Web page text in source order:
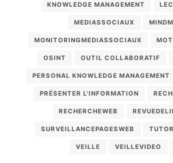
KNOWLEDGE MANAGEMENT
MEDIASSOCIAUX
MONITORINGMEDIASSOCIAUX
OSINT OUTIL COLLABORATIF
PERSONAL KNOWLEDGE MANAGEMENT
PRÉSENTER L'INFORMATION
RECHERCHEWEB
SURVEILLANCEPAGESWEB
VEILLE VEILLEVIDEO